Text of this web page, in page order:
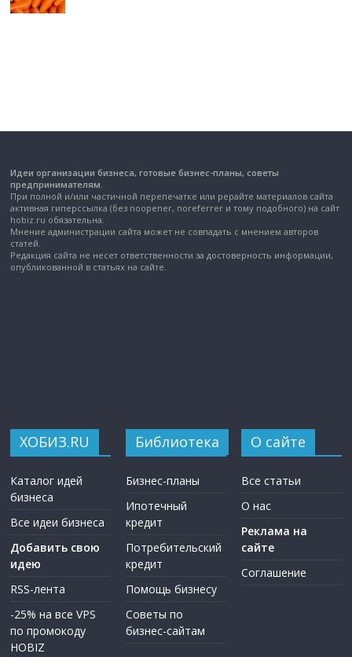
Идеи организации бизнеса, готовые бизнес-планы, советы
предпринимателям.
При полной и/или частичной перепечатке или рерайте материалов сайта
активная гиперссылка (без noopener, noreferrer и тому подобного) на сайт
hobiz.ru обязательна.
Мнение администрации сайта может не совпадать с мнением авторов
статей.
Редакция сайта не несет ответственности за достоверность информации,
опубликованной в статьях на сайте.
ХОБИЗ.RU
Каталог идей
бизнеса
Все идеи бизнеса
Добавить свою
идею
RSS-лента
-25% на все VPS
по промокоду
HOBIZ
Библиотека
Бизнес-планы
Ипотечный
кредит
Потребительский
кредит
Помощь бизнесу
Советы по
бизнес-сайтам
О сайте
Все статьи
О нас
Реклама на
сайте
Соглашение